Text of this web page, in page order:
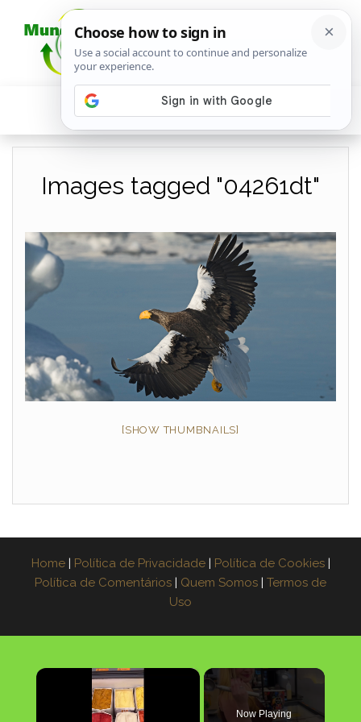
Images tagged "04261dt"
[SHOW THUMBNAILS]
Home | Política de Privacidade | Política de Cookies |
Política de Comentários | Quem Somos | Termos de
Uso
×
Now Playing